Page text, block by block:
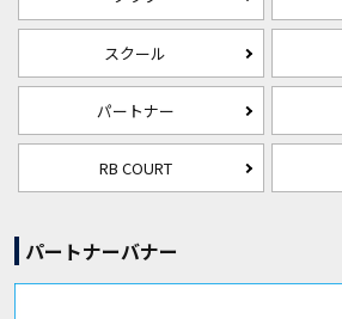
スクール
パートナー
RB COURT
パートナーバナー